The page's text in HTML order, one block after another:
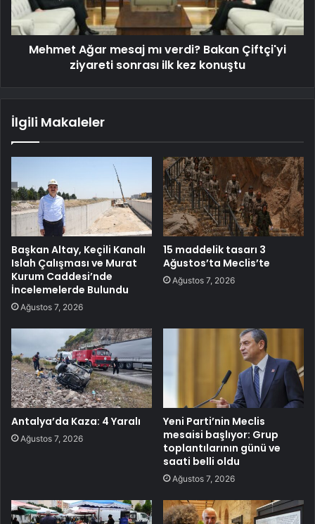
Mehmet Ağar mesaj mı verdi? Bakan Çiftçi'yi
ziyareti sonrası ilk kez konuştu
İlgili Makaleler
Başkan Altay, Keçili Kanalı
Islah Çalışması ve Murat
Kurum Caddesi’nde
İncelemelerde Bulundu
Ağustos 7, 2026
15 maddelik tasarı 3
Ağustos’ta Meclis’te
Ağustos 7, 2026
Antalya’da Kaza: 4 Yaralı
Ağustos 7, 2026
Yeni Parti’nin Meclis
mesaisi başlıyor: Grup
toplantılarının günü ve
saati belli oldu
Ağustos 7, 2026